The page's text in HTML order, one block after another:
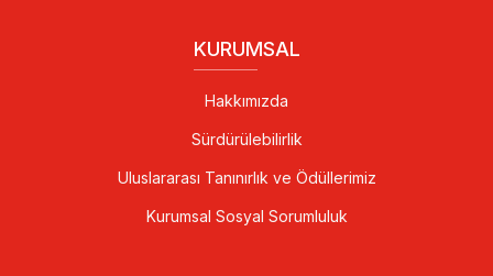
KURUMSAL
Hakkımızda
Sürdürülebilirlik
Uluslararası Tanınırlık ve Ödüllerimiz
Kurumsal Sosyal Sorumluluk